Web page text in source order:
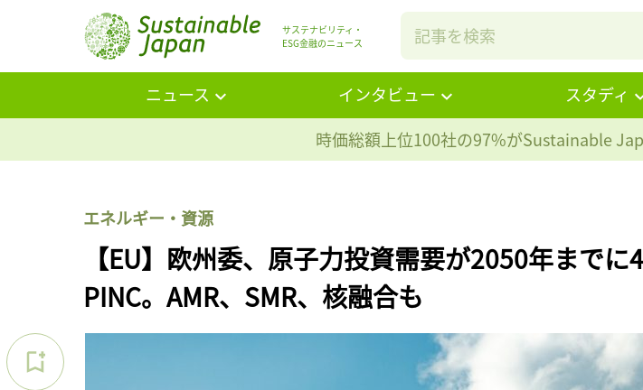
サステナビリティ・
ESG金融のニュース
ニュース インタビュー スタディ
時価総額上位100社の97%がSustainable
エネルギー・資源
【EU】欧州委、原子力投資需要が2050年まで
PINC。AMR、SMR、核融合も